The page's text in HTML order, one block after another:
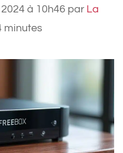
à 10h46 par La
minutes